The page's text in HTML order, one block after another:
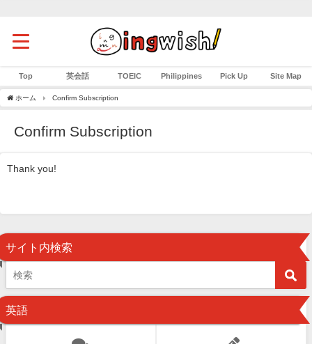
Top 英会話 TOEIC Philippines Pick Up Site Map
ホーム Confirm Subscription
Confirm Subscription
Thank you!
サイト内検索
英語